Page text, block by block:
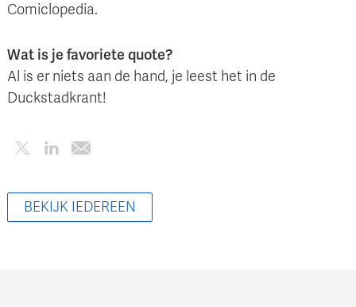
Comiclopedia.
Wat is je favoriete quote?
Al is er niets aan de hand, je leest het in de
Duckstadkrant!
BEKIJK IEDEREEN